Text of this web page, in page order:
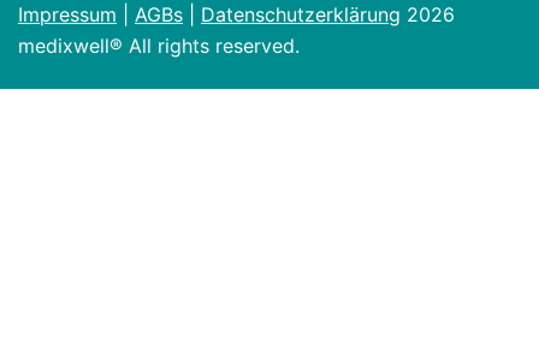
Impressum AGBs Datenschutzerklärung 2026
medixwell® All rights reserved.